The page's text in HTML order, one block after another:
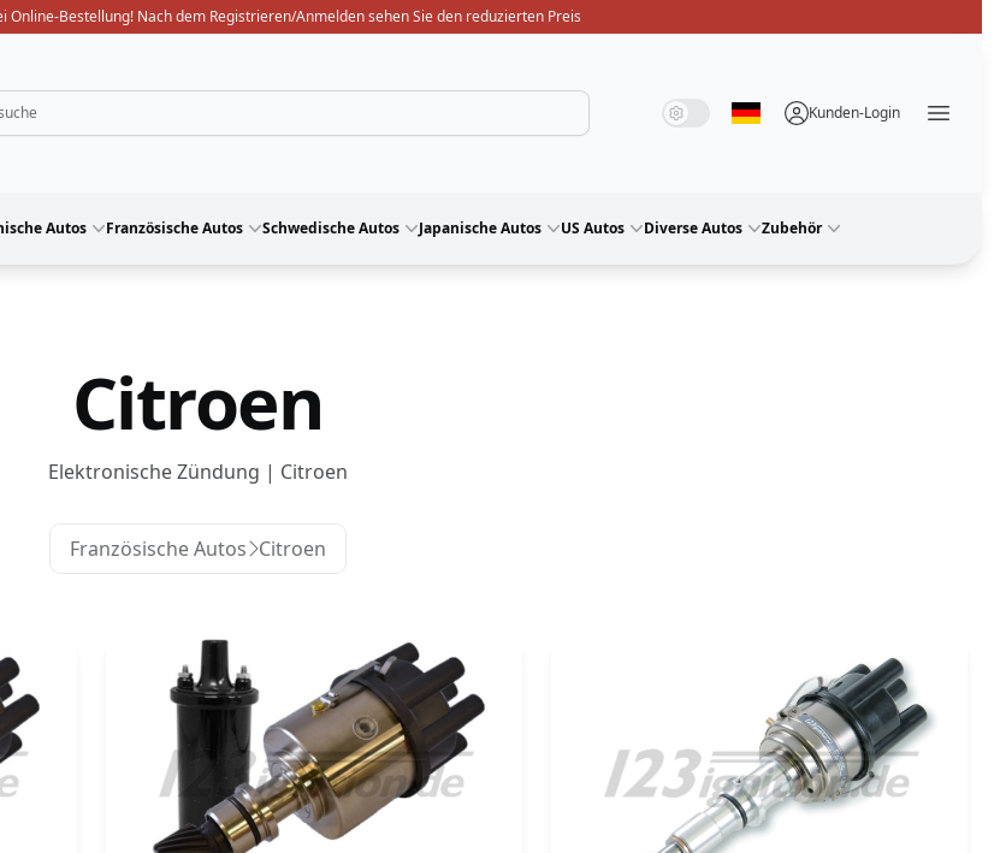
Online-Bestellung! Nach dem Registrieren/Anmelden sehen Sie den reduzierten Preis
Systemmodus
Lichtmodus
Dunkelmodus
Sprache auswählen
Kunden-Login Menü
Autos Französische Autos Schwedische Autos Japanische Autos US Autos Diverse Autos Zubehör
Citroen
Elektronische Zündung | Citroen
Französische Autos Citroen